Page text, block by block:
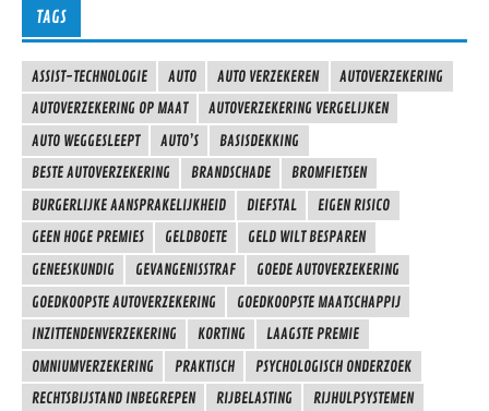
TAGS
ASSIST-TECHNOLOGIE AUTO AUTO VERZEKEREN
AUTOVERZEKERING
AUTOVERZEKERING OP MAAT
AUTOVERZEKERING VERGELIJKEN
AUTO WEGGESLEEPT
AUTO’S
BASISDEKKING
BESTE AUTOVERZEKERING
BRANDSCHADE
BROMFIETSEN
BURGERLIJKE AANSPRAKELIJKHEID
DIEFSTAL
EIGEN RISICO
GEEN HOGE PREMIES
GELDBOETE
GELD WILT BESPAREN
GENEESKUNDIG
GEVANGENISSTRAF
GOEDE AUTOVERZEKERING
GOEDKOOPSTE AUTOVERZEKERING
GOEDKOOPSTE MAATSCHAPPIJ
INZITTENDENVERZEKERING
KORTING
LAAGSTE PREMIE
OMNIUMVERZEKERING
PRAKTISCH
PSYCHOLOGISCH ONDERZOEK
RECHTSBIJSTAND INBEGREPEN
RIJBELASTING
RIJHULPSYSTEMEN